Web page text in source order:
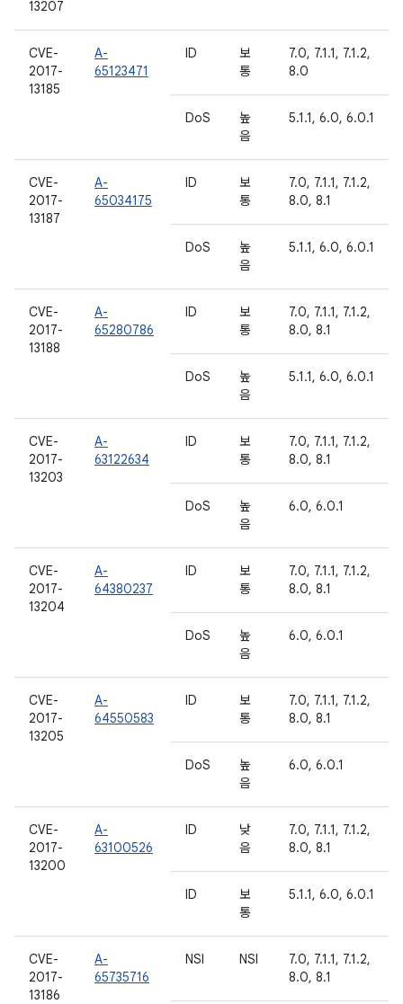
13207
CVE-
2017-
13185
A-
65123471
ID
보
통
7.0, 7.1.1, 7.1.2,
8.0
DoS
높
음
5.1.1, 6.0, 6.0.1
CVE-
2017-
13187
A-
65034175
ID
보
통
7.0, 7.1.1, 7.1.2,
8.0, 8.1
DoS
높
음
5.1.1, 6.0, 6.0.1
CVE-
2017-
13188
A-
65280786
ID
보
통
7.0, 7.1.1, 7.1.2,
8.0, 8.1
DoS
높
음
5.1.1, 6.0, 6.0.1
CVE-
2017-
13203
A-
63122634
ID
보
통
7.0, 7.1.1, 7.1.2,
8.0, 8.1
DoS
높
음
6.0, 6.0.1
CVE-
2017-
13204
A-
64380237
ID
보
통
7.0, 7.1.1, 7.1.2,
8.0, 8.1
DoS
높
음
6.0, 6.0.1
CVE-
2017-
13205
A-
64550583
ID
보
통
7.0, 7.1.1, 7.1.2,
8.0, 8.1
DoS
높
음
6.0, 6.0.1
CVE-
2017-
13200
A-
63100526
ID
낮
음
7.0, 7.1.1, 7.1.2,
8.0, 8.1
ID
보
통
5.1.1, 6.0, 6.0.1
CVE-
2017-
13186
A-
65735716
NSI NSI
7.0, 7.1.1, 7.1.2,
8.0, 8.1